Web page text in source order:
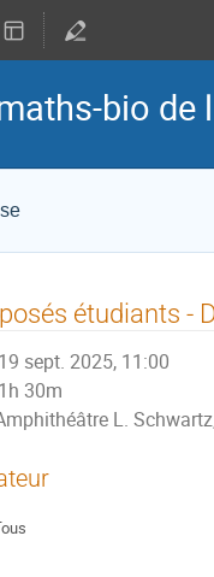
bio
étudiants -
19 sept. 2025, 11:00
1h 30m
L.